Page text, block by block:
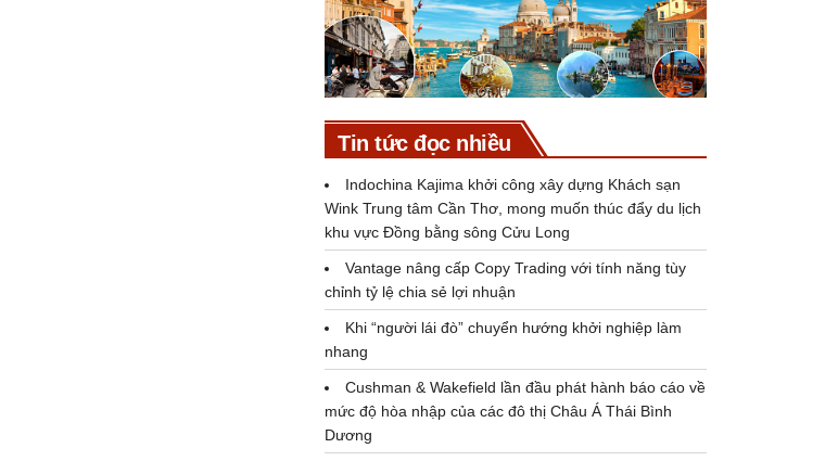
Tin tức đọc nhiều
Indochina Kajima khởi công xây dựng Khách sạn
Wink Trung tâm Cần Thơ, mong muốn thúc đẩy du lịch
khu vực Đồng bằng sông Cửu Long
Vantage nâng cấp Copy Trading với tính năng tùy
chỉnh tỷ lệ chia sẻ lợi nhuận
Khi “người lái đò” chuyển hướng khởi nghiệp làm
nhang
Cushman & Wakefield lần đầu phát hành báo cáo về
mức độ hòa nhập của các đô thị Châu Á Thái Bình
Dương